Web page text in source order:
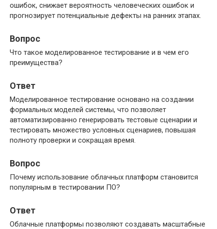
ошибок, снижает вероятность человеческих ошибок и
прогнозирует потенциальные дефекты на ранних этапах.
Вопрос
Что такое моделированное тестирование и в чем его
преимущества?
Ответ
Моделированное тестирование основано на создании
формальных моделей системы, что позволяет
автоматизированно генерировать тестовые сценарии и
тестировать множество условных сценариев, повышая
полноту проверки и сокращая время.
Вопрос
Почему использование облачных платформ становится
популярным в тестировании ПО?
Ответ
Облачные платформы позволяют создавать масштабные